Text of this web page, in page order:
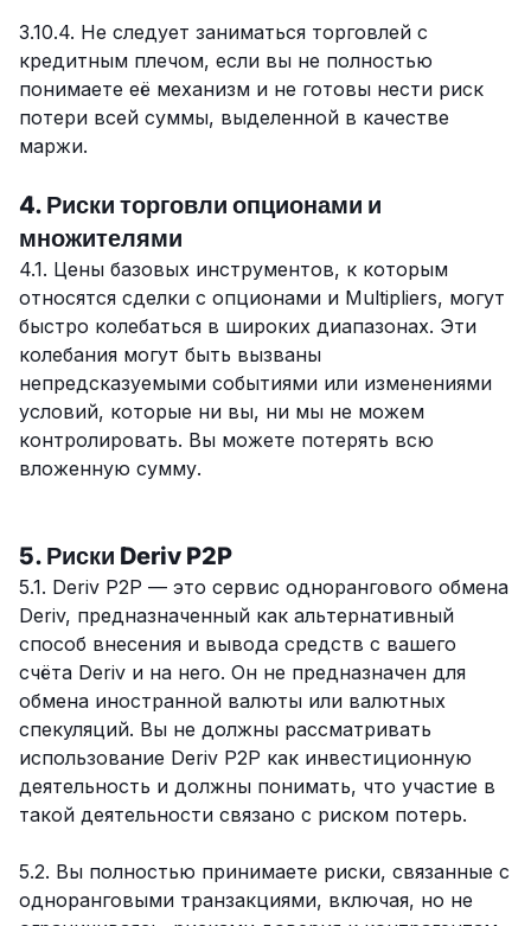
3.10.4. Не следует заниматься торговлей с
кредитным плечом, если вы не полностью
понимаете её механизм и не готовы нести риск
потери всей суммы, выделенной в качестве
маржи.
4. Риски торговли опционами и
множителями
4.1. Цены базовых инструментов, к которым
относятся сделки с опционами и Multipliers, могут
быстро колебаться в широких диапазонах. Эти
колебания могут быть вызваны
непредсказуемыми событиями или изменениями
условий, которые ни вы, ни мы не можем
контролировать. Вы можете потерять всю
вложенную сумму.
5. Риски Deriv P2P
5.1. Deriv P2P — это сервис однорангового обмена
Deriv, предназначенный как альтернативный
способ внесения и вывода средств с вашего
счёта Deriv и на него. Он не предназначен для
обмена иностранной валюты или валютных
спекуляций. Вы не должны рассматривать
использование Deriv P2P как инвестиционную
деятельность и должны понимать, что участие в
такой деятельности связано с риском потерь.
5.2. Вы полностью принимаете риски, связанные с
одноранговыми транзакциями, включая, но не